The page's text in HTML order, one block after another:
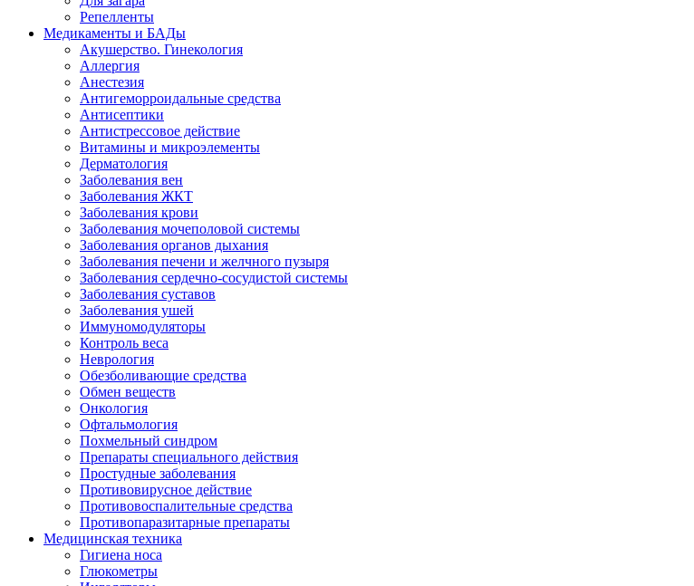
Репелленты
Медикаменты и БАДы
Акушерство. Гинекология
Аллергия
Анестезия
Антигеморроидальные средства
Антисептики
Антистрессовое действие
Витамины и микроэлементы
Дерматология
Заболевания вен
Заболевания ЖКТ
Заболевания крови
Заболевания мочеполовой системы
Заболевания органов дыхания
Заболевания печени и желчного пузыря
Заболевания сердечно-сосудистой системы
Заболевания суставов
Заболевания ушей
Иммуномодуляторы
Контроль веса
Неврология
Обезболивающие средства
Обмен веществ
Онкология
Офтальмология
Похмельный синдром
Препараты специального действия
Простудные заболевания
Противовирусное действие
Противовоспалительные средства
Противопаразитарные препараты
Медицинская техника
Гигиена носа
Глюкометры